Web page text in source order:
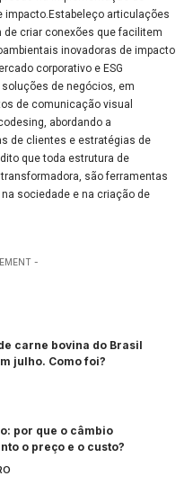
articulações
de criar conexões que facilitem
inovadoras de impacto
corporativo e ESG
de negócios, em
de comunicação visual
abordando a
de clientes e estratégias de
que toda estrutura de
são ferramentas
sociedade e na criação de
-
carne bovina do Brasil
julho. Como foi?
por que o câmbio
o preço e o custo?